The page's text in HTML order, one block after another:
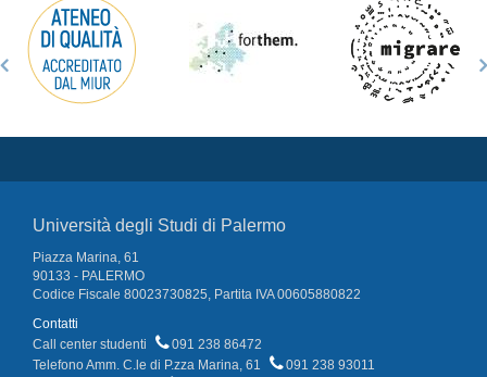
Università degli Studi di Palermo
Piazza Marina, 61
90133 - PALERMO
Codice Fiscale 80023730825, Partita IVA 00605880822
Contatti
Call center studenti
091 238 86472
Telefono Amm. C.le di P.zza Marina, 61
091 238 93011